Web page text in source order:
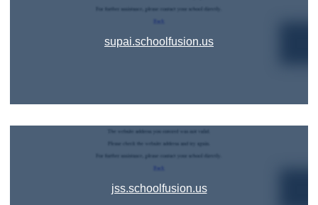
supai.schoolfusion.us
jss.schoolfusion.us